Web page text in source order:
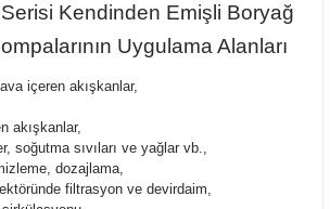
Kendinden Emişli Boryağ
Uygulama Alanları
içeren akışkanlar,
akışkanlar,
soğutma sıvıları ve yağlar vb.,
dozajlama,
filtrasyon ve devirdaim,